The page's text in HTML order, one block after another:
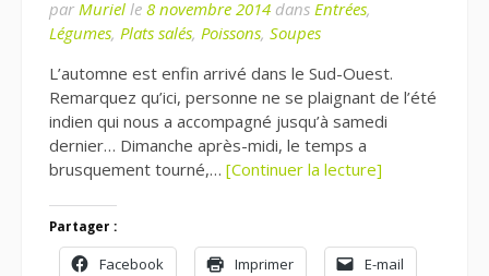
par Muriel le 8 novembre 2014 dans Entrées,
Légumes, Plats salés, Poissons, Soupes
L’automne est enfin arrivé dans le Sud-Ouest.
Remarquez qu’ici, personne ne se plaignant de l’été
indien qui nous a accompagné jusqu’à samedi
dernier… Dimanche après-midi, le temps a
brusquement tourné,… [Continuer la lecture]
Partager :
Facebook Imprimer E-mail